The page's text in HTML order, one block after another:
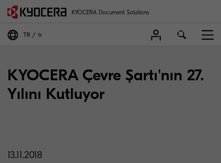
KYOCERA Document Solutions
TR tr
KYOCERA Çevre Şartı'nın 27.
Yılını Kutluyor
13.11.2018